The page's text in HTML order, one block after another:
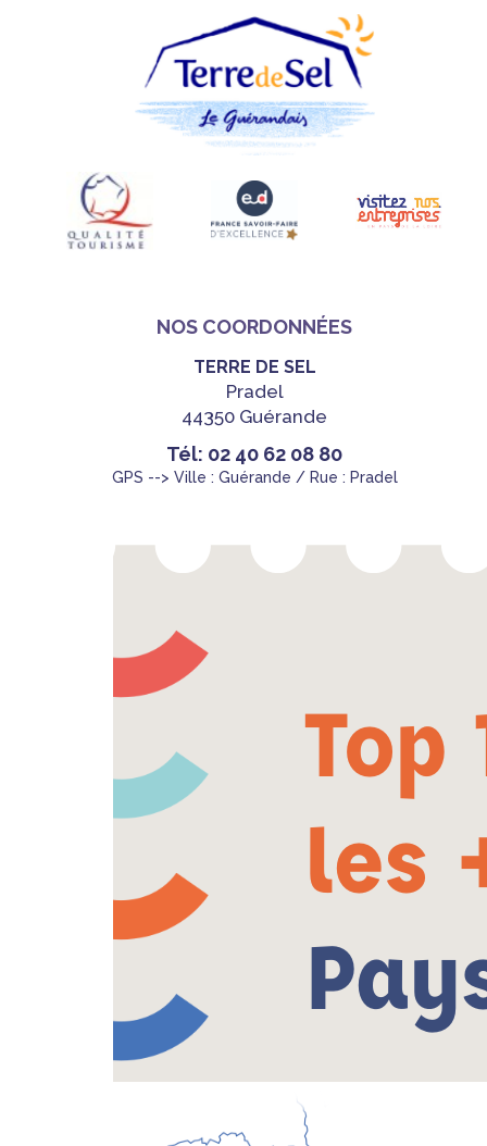
NOS COORDONNÉES
TERRE DE SEL
Pradel
44350 Guérande
Tél: 02 40 62 08 80
GPS --> Ville : Guérande / Rue : Pradel